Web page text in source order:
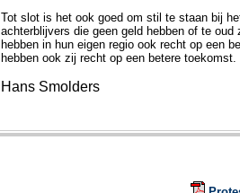
Tot slot is het ook goed om stil te staan bij
achterblijvers die geen geld hebben of te
hebben in hun eigen regio ook recht op een
hebben ook zij recht op een betere toekomst.
Hans Smolders